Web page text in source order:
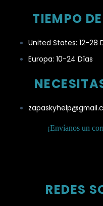
TIEMPO
United States: 12-28
Europa: 10-24 Días
¡Envíanos un
REDES